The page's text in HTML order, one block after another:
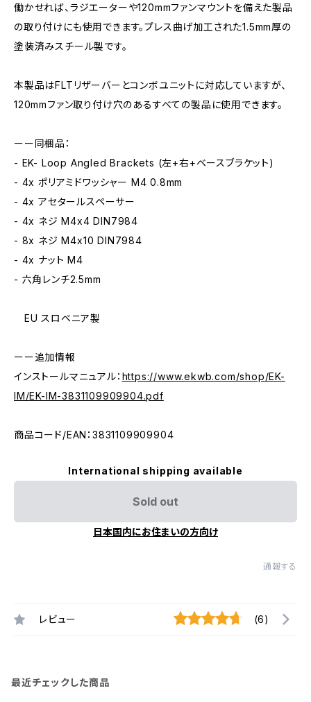
働かせれば、ラジエーターや120mmファンマウントを備えた製品
の取り付けにも使用できます。プレス曲げ加工された1.5mm厚の
塗装済みスチール製です。
本製品はFLTリザーバーとコンボユニットに対応していますが、
120mmファン取り付け穴のあるすべての製品に使用できます。
ーー同梱品：
- EK- Loop Angled Brackets (左+右+ベースブラケット)
- 4x ポリアミドワッシャー M4 0.8mm
- 4x アセタールスペーサー
- 4x ネジ M4x4 DIN7984
- 8x ネジ M4x10 DIN7984
- 4x ナット M4
- 六角レンチ2.5mm
EU スロベニア製
ーー追加情報
インストールマニュアル： https://www.ekwb.com/shop/EK-
IM/EK-IM-3831109909904.pdf
商品コード/EAN：3831109909904
International shipping available
Sold out
日本国内にお住まいの方向け
通報する
レビュー (6)
最近チェックした商品